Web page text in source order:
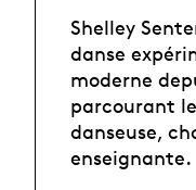
Shelley
danse
moderne
parcourant
danseuse,
enseignante.